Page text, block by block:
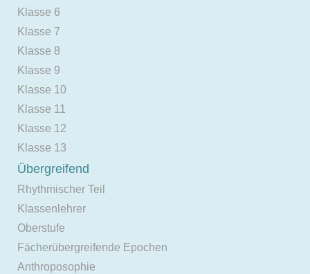
Klasse 6
Klasse 7
Klasse 8
Klasse 9
Klasse 10
Klasse 11
Klasse 12
Klasse 13
Übergreifend
Rhythmischer Teil
Klassenlehrer
Oberstufe
Fächerübergreifende Epochen
Anthroposophie